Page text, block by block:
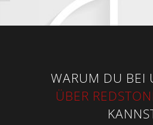
WARUM DU BEI
ÜBER